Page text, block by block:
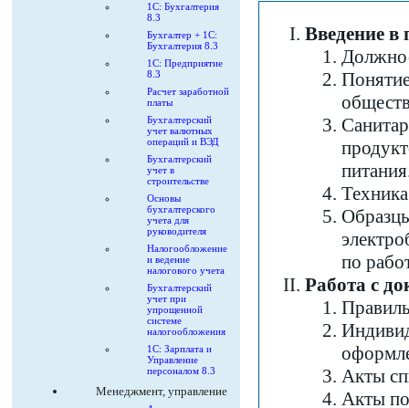
1С: Бухгалтерия
8.3
Бухгалтер + 1С:
Бухгалтерия 8.3
1С: Предприятие
8.3
Расчет заработной
платы
Бухгалтерский
учет валютных
операций и ВЭД
Бухгалтерский
учет в
строительстве
Основы
бухгалтерского
учета для
руководителя
Налогообложение
и ведение
налогового учета
Бухгалтерский
учет при
упрощенной
системе
налогообложения
1С: Зарплата и
Управление
персоналом 8.3
Менеджмент, управление
Введение в
по
Работа с
Акты
Акты